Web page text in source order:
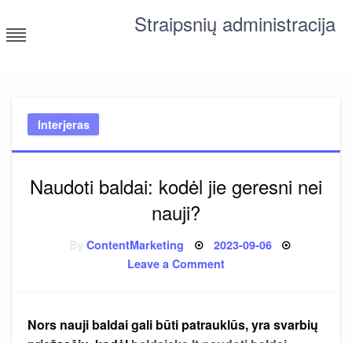
to
content
Straipsnių administracija
Interjeras
Naudoti baldai: kodėl jie geresni nei
nauji?
ByContentMarketing Posted
2023-09-06
Leave a Commenton
geresni
nei
Nors nauji baldai gali būti patrauklūs, yra svarbių